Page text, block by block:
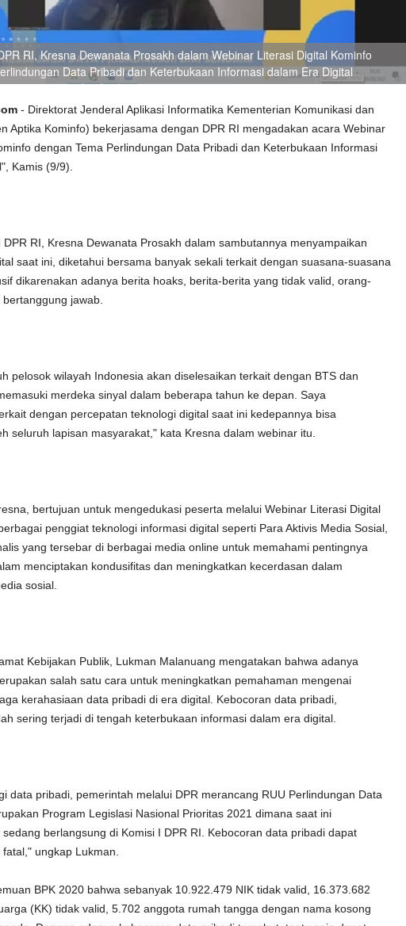
RI, Kresna Dewanata Prosakh dalam Webinar Literasi Digital Kominfo
Data Pribadi dan Keterbukaan Informasi dalam Era Digital
- Direktorat Jenderal Aplikasi Informatika Kementerian Komunikasi dan
Aptika Kominfo) bekerjasama dengan DPR RI mengadakan acara Webinar
dengan Tema Perlindungan Data Pribadi dan Keterbukaan Informasi
Kamis (9/9).
DPR RI, Kresna Dewanata Prosakh dalam sambutannya menyampaikan
saat ini, diketahui bersama banyak sekali terkait dengan suasana-suasana
dikarenakan adanya berita hoaks, berita-berita yang tidak valid, orang-
jawab.
pelosok wilayah Indonesia akan diselesaikan terkait dengan BTS dan
merdeka sinyal dalam beberapa tahun ke depan. Saya
dengan percepatan teknologi digital saat ini kedepannya bisa
seluruh lapisan masyarakat," kata Kresna dalam webinar itu.
bertujuan untuk mengedukasi peserta melalui Webinar Literasi Digital
penggiat teknologi informasi digital seperti Para Aktivis Media Sosial,
yang tersebar di berbagai media online untuk memahami pentingnya
menciptakan kondusifitas dan meningkatkan kecerdasan dalam
sosial.
Kebijakan Publik, Lukman Malanuang mengatakan bahwa adanya
salah satu cara untuk meningkatkan pemahaman mengenai
kerahasiaan data pribadi di era digital. Kebocoran data pribadi,
sering terjadi di tengah keterbukaan informasi dalam era digital.
data pribadi, pemerintah melalui DPR merancang RUU Perlindungan Data
Program Legislasi Nasional Prioritas 2021 dimana saat ini
berlangsung di Komisi I DPR RI. Kebocoran data pribadi dapat
ungkap Lukman.
BPK 2020 bahwa sebanyak 10.922.479 NIK tidak valid, 16.373.682
(KK) tidak valid, 5.702 anggota rumah tangga dengan nama kosong